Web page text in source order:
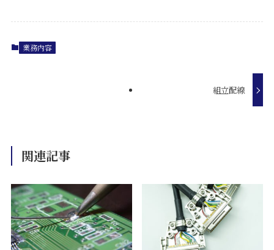
業務内容
組立配線
関連記事